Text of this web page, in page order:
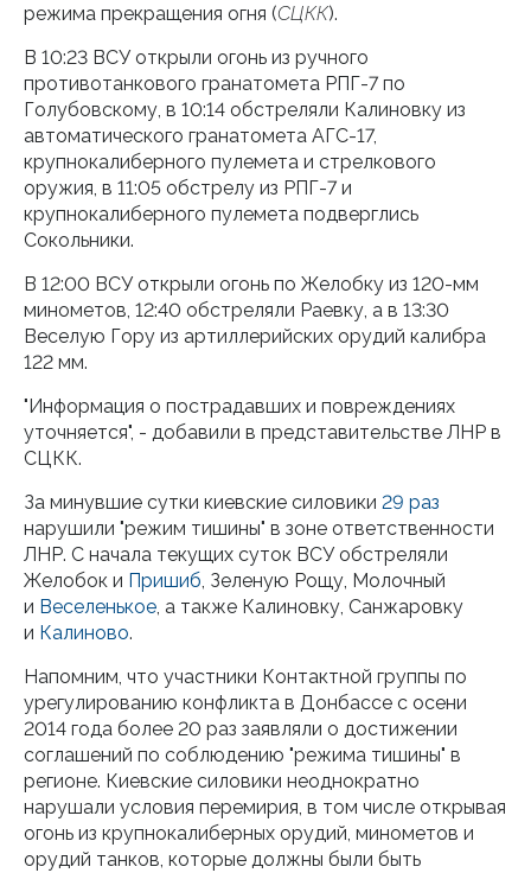
режима прекращения огня (СЦКК).
В 10:23 ВСУ открыли огонь из ручного
противотанкового гранатомета РПГ-7 по
Голубовскому, в 10:14 обстреляли Калиновку из
автоматического гранатомета АГС-17,
крупнокалиберного пулемета и стрелкового
оружия, в 11:05 обстрелу из РПГ-7 и
крупнокалиберного пулемета подверглись
Сокольники.
В 12:00 ВСУ открыли огонь по Желобку из 120-мм
минометов, 12:40 обстреляли Раевку, а в 13:30
Веселую Гору из артиллерийских орудий калибра
122 мм.
"Информация о пострадавших и повреждениях
уточняется", - добавили в представительстве ЛНР в
СЦКК.
За минувшие сутки киевские силовики 29 раз
нарушили "режим тишины" в зоне ответственности
ЛНР. С начала текущих суток ВСУ обстреляли
Желобок и Пришиб, Зеленую Рощу, Молочный
и Веселенькое, а также Калиновку, Санжаровку
и Калиново.
Напомним, что участники Контактной группы по
урегулированию конфликта в Донбассе с осени
2014 года более 20 раз заявляли о достижении
соглашений по соблюдению "режима тишины" в
регионе. Киевские силовики неоднократно
нарушали условия перемирия, в том числе открывая
огонь из крупнокалиберных орудий, минометов и
орудий танков, которые должны были быть